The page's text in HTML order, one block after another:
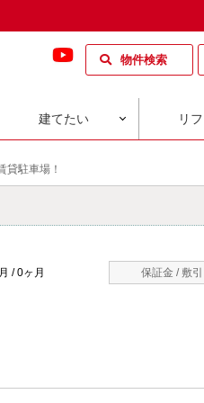
物件検索
建てたい リ
貸駐車場！
/ 0ヶ月 保証金 / 敷引